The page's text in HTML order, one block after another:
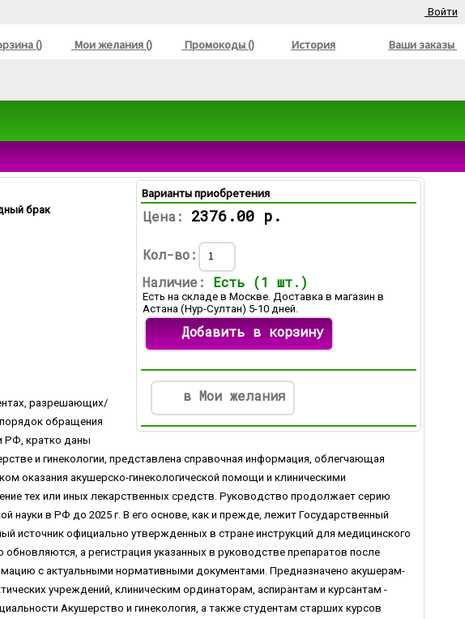
Войти
() Мои желания () Промокоды () История Ваши заказы
Варианты приобретения
Цена: 2376.00 р.
Кол-во:
Наличие: Есть (1 шт.)
Есть на складе в Москве. Доставка в магазин в
Астана (Нур-Султан) 5-10 дней.
Добавить в корзину
в Мои желания
брак
разрешающих/
обращения
РФ, кратко даны
и гинекологии, представлена справочная информация, облегчающая
оказания акушерско-гинекологической помощи и клиническими
тех или иных лекарственных средств. Руководство продолжает серию
науки в РФ до 2025 г. В его основе, как и прежде, лежит Государственный
источник официально утвержденных в стране инструкций для медицинского
а регистрация указанных в руководстве препаратов после
с актуальными нормативными документами. Предназначено акушерам-
учреждений, клиническим ординаторам, аспирантам и курсантам -
Акушерство и гинекология, а также студентам старших курсов